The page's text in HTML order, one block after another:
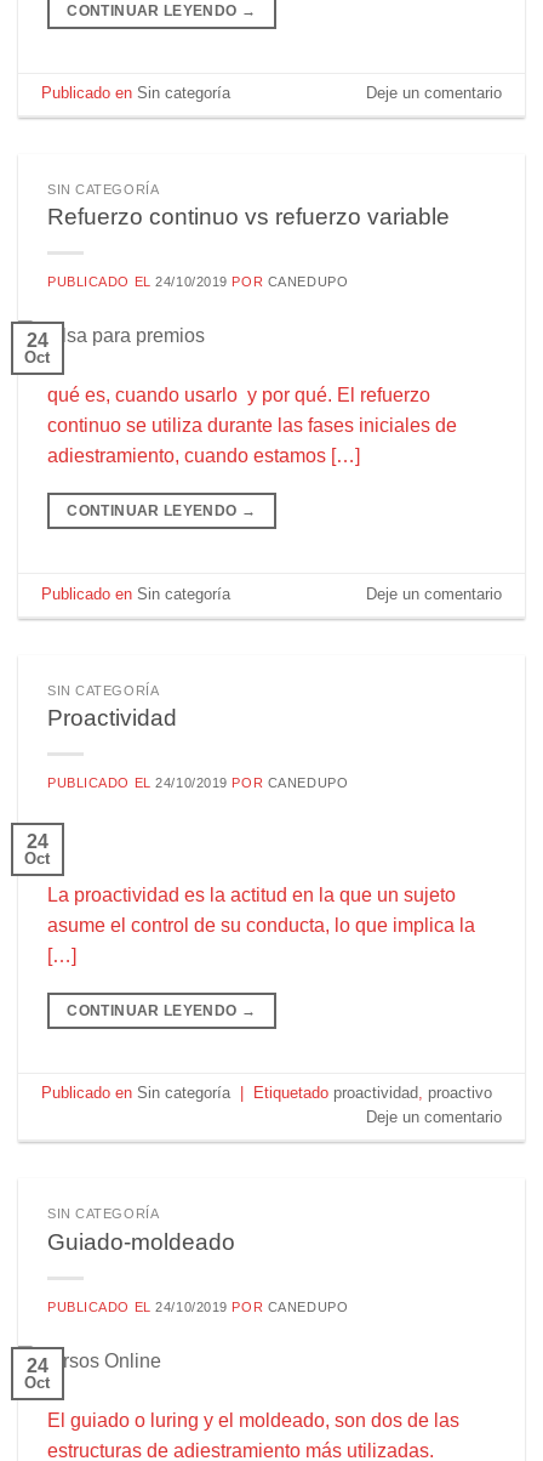
CONTINUAR LEYENDO →
Publicado enSin categoría Deje un comentario
SIN CATEGORÍA
Refuerzo continuo vs refuerzo variable
PUBLICADO EL24/10/2019 POR CANEDUPO
24
Oct
qué es, cuando usarlo y por qué. El refuerzo
continuo se utiliza durante las fases iniciales de
adiestramiento, cuando estamos […]
CONTINUAR LEYENDO →
Publicado enSin categoría Deje un comentario
SIN CATEGORÍA
Proactividad
PUBLICADO EL24/10/2019 POR CANEDUPO
24
Oct
La proactividad es la actitud en la que un sujeto
asume el control de su conducta, lo que implica la
[…]
CONTINUAR LEYENDO →
Publicado enSin categoría Etiquetado proactividad, proactivo
Deje un comentario
SIN CATEGORÍA
Guiado-moldeado
PUBLICADO EL24/10/2019 POR CANEDUPO
24
Oct
El guiado o luring y el moldeado, son dos de las
estructuras de adiestramiento más utilizadas.